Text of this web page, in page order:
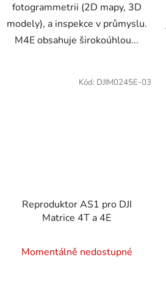
fotogrammetrii (2D mapy, 3D
modely), a inspekce v průmyslu.
M4E obsahuje širokoúhlou...
Reproduktor AS1 pro DJI
Matrice 4T a 4E
Momentálně nedostupné
Kód: DJIM0245E-03